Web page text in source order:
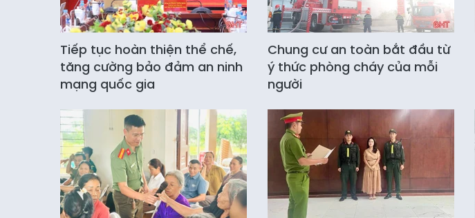
Tiếp tục hoàn thiện thể chế,
tăng cường bảo đảm an ninh
mạng quốc gia
Chung cư an toàn bắt đầu từ
ý thức phòng cháy của mỗi
người